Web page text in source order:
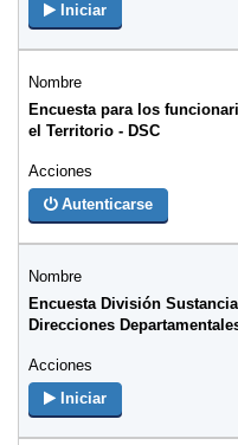
Iniciar
Encuesta para los
el Territorio - DSC
Autenticarse
Encuesta División
Direcciones
Iniciar